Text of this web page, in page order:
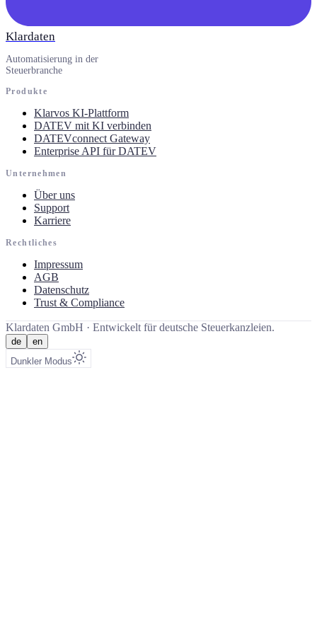
Klardaten
Automatisierung in der
Steuerbranche
Produkte
Klarvos KI-Plattform
DATEV mit KI verbinden
DATEVconnect Gateway
Enterprise API für DATEV
Unternehmen
Über uns
Support
Karriere
Rechtliches
Impressum
AGB
Datenschutz
Trust & Compliance
Klardaten GmbH · Entwickelt für deutsche Steuerkanzleien.
de
en
Dunkler Modus